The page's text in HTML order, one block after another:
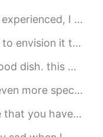
ました。
2020.08.05 07:44
thrill out of glimpsing a ti...
find that same type envision in ...
シーフード料理。これは小樽市で撮...
instead of cake to celebrate it!...
just stayed inside for days and ...